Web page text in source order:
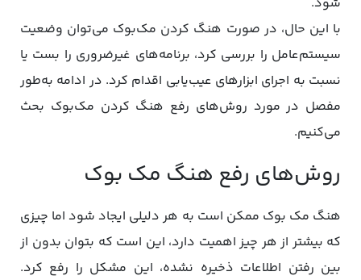
با این حال، در صورت هنگ کردن مک‌بوک می‌توان وضعیت
سیستم‌عامل را بررسی کرد، برنامه‌های غیرضروری را بست یا
نسبت به اجرای ابزارهای عیب‌یابی اقدام کرد. در ادامه به‌طور
مفصل در مورد روش‌های رفع هنگ کردن مک‌بوک بحث
می‌کنیم.
روش‌های رفع هنگ مک بوک
هنگ مک بوک ممکن است به هر دلیلی ایجاد شود اما چیزی
که بیشتر از هر چیز اهمیت دارد، این است که بتوان بدون از
بین رفتن اطلاعات ذخیره نشده، این مشکل را رفع کرد.